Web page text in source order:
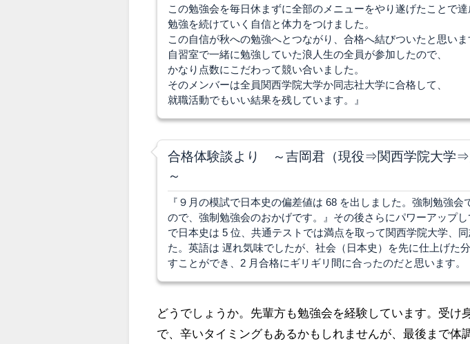
この勉強会を毎日休まずに全部のメニューをやり遂げたことで達
勉強を続けていく自信と体力をつけました。
この自信が秋への勉強へとつながり、合格へ結びついたと思いま
自習室で一緒に勉強していた浪人生の全員が参加したので、
かなり点数にこだわって競い合いました。
そのメンバーは全員関西学院大学か同志社大学に合格して、
就職活動でもいい結果を残しています。』
合格体験談より ～吉岡君（現役⇒関西学院大学⇒
～
『９月の模試で日本史の偏差値は 68 を出しました。強制勉強会
ので、強制勉強会のおかげです。』その後さらにパワーアップ
で日本史は 5 位、共通テストでは満点を取って関西学院大学、
た。英語は 遅れ気味でしたが、社会（日本史）を先に仕上げた
すことができ、2 月合格にギリギリ間に合ったのだと思います。
どうでしょうか。先輩方も勉強会を経験しています。受け
で、辛いタイミングもあるかもしれませんが、最後まで体